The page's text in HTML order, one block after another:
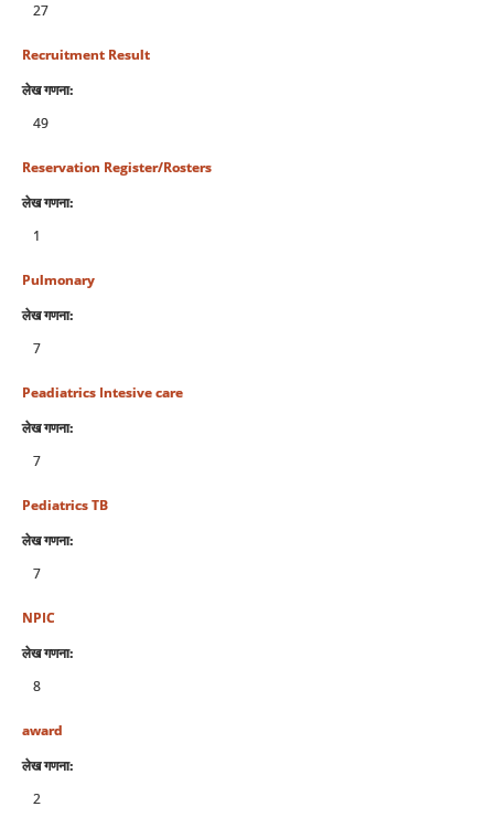
27
Recruitment Result
लेख गणना:
49
Reservation Register/Rosters
लेख गणना:
1
Pulmonary
लेख गणना:
7
Peadiatrics Intesive care
लेख गणना:
7
Pediatrics TB
लेख गणना:
7
NPIC
लेख गणना:
8
award
लेख गणना:
2